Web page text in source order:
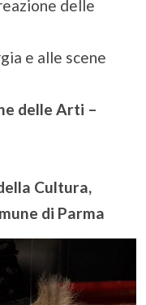
delle
e alle scene
delle Arti –
Cultura,
di Parma